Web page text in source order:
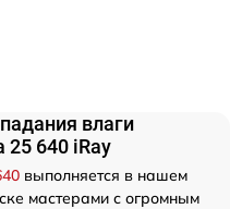
влаги
25 640 iRay
выполняется в нашем
мастерами с огромным